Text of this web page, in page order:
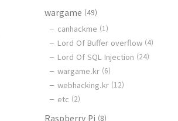
wargame (49)
canhackme (1)
Lord Of Buffer overflow (4)
Lord Of SQL Injection (24)
wargame.kr (6)
webhacking.kr (12)
etc (2)
Raspberry Pi (8)